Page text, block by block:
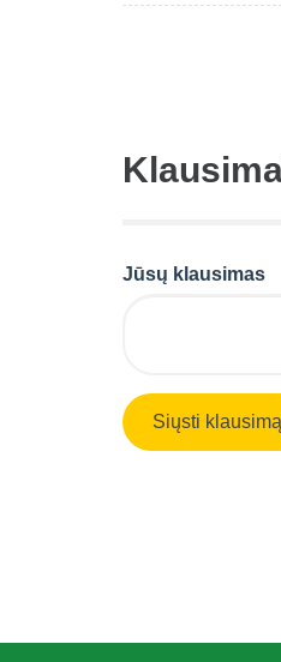
Jūsų klausimas